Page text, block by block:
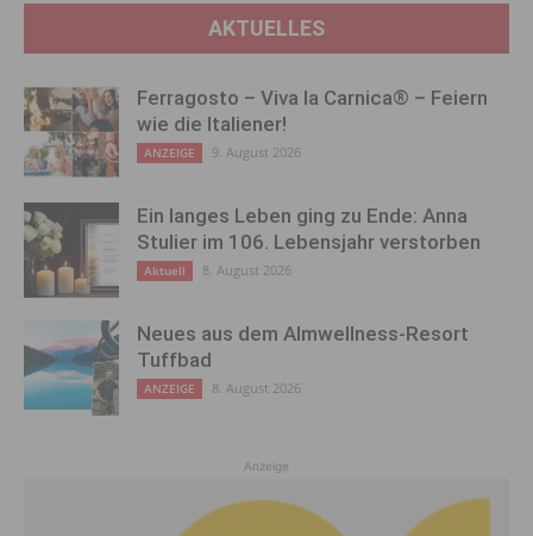
AKTUELLES
Ferragosto – Viva la Carnica® – Feiern
wie die Italiener!
ANZEIGE 9. August 2026
Ein langes Leben ging zu Ende: Anna
Stulier im 106. Lebensjahr verstorben
Aktuell 8. August 2026
Neues aus dem Almwellness-Resort
Tuffbad
ANZEIGE 8. August 2026
Anzeige